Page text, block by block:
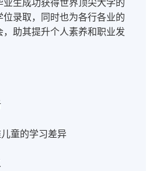
生成功获得世界顶尖大学的
录取，同时也为各行各业的
助其提升个人素养和职业发
童的学习差异